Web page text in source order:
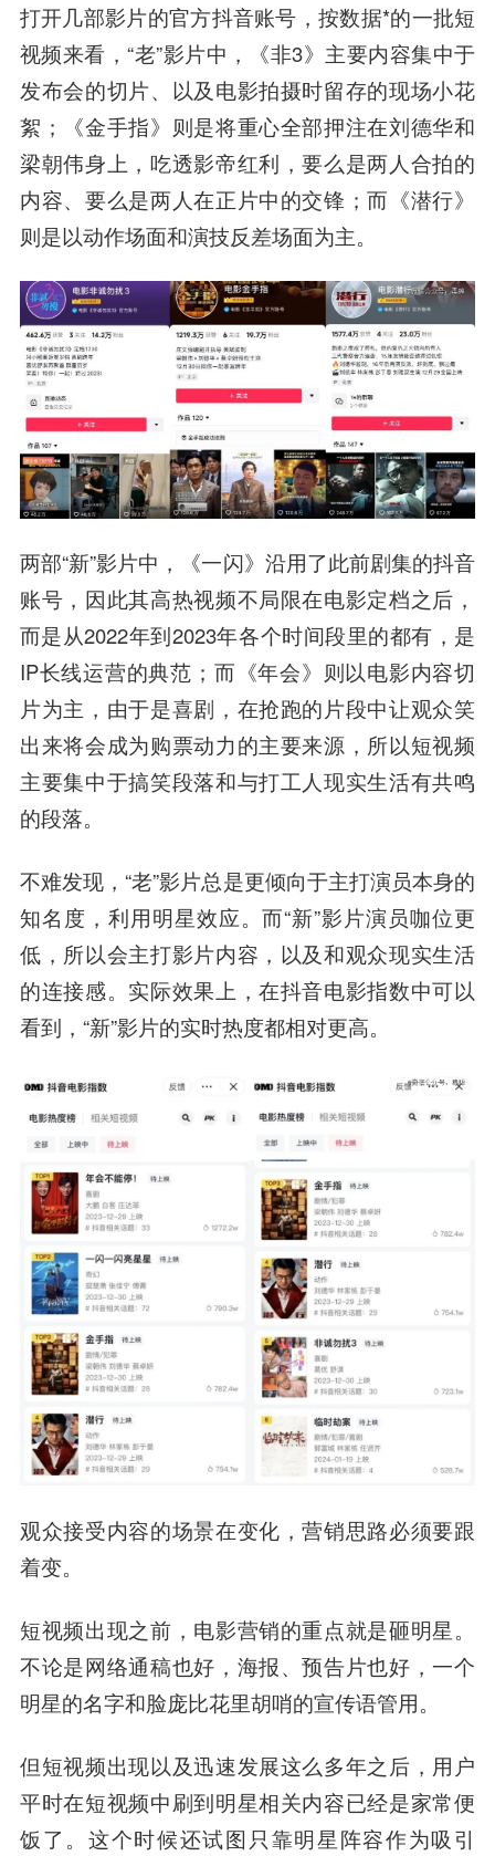
打开几部影片的官方抖音账号，按数据*的一批短
视频来看，“老”影片中，《非3》主要内容集中于
发布会的切片、以及电影拍摄时留存的现场小花
絮；《金手指》则是将重心全部押注在刘德华和
梁朝伟身上，吃透影帝红利，要么是两人合拍的
内容、要么是两人在正片中的交锋；而《潜行》
则是以动作场面和演技反差场面为主。
两部“新”影片中，《一闪》沿用了此前剧集的抖音
账号，因此其高热视频不局限在电影定档之后，
而是从2022年到2023年各个时间段里的都有，是
IP长线运营的典范；而《年会》则以电影内容切
片为主，由于是喜剧，在抢跑的片段中让观众笑
出来将会成为购票动力的主要来源，所以短视频
主要集中于搞笑段落和与打工人现实生活有共鸣
的段落。
不难发现，“老”影片总是更倾向于主打演员本身的
知名度，利用明星效应。而“新”影片演员咖位更
低，所以会主打影片内容，以及和观众现实生活
的连接感。实际效果上，在抖音电影指数中可以
看到，“新”影片的实时热度都相对更高。
观众接受内容的场景在变化，营销思路必须要跟
着变。
短视频出现之前，电影营销的重点就是砸明星。
不论是网络通稿也好，海报、预告片也好，一个
明星的名字和脸庞比花里胡哨的宣传语管用。
但短视频出现以及迅速发展这么多年之后，用户
平时在短视频中刷到明星相关内容已经是家常便
饭了。这个时候还试图只靠明星阵容作为吸引